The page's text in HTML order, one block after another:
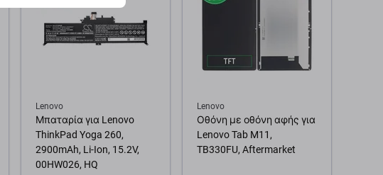
Lenovo
Μπαταρία για Lenovo
ThinkPad Yoga 260,
2900mAh, Li-Ion, 15.2V,
00HW026, HQ
Lenovo
Οθόνη με οθόνη αφής για
Lenovo Tab M11,
TB330FU, Aftermarket